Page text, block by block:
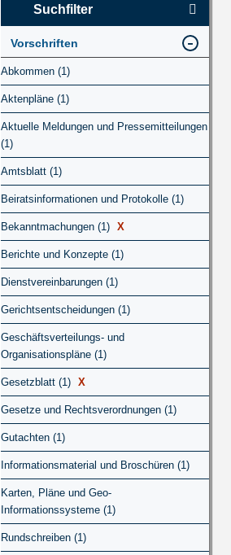
Suchfilter
Vorschriften
Abkommen (1)
Aktenpläne (1)
Aktuelle Meldungen und Pressemitteilungen
(1)
Amtsblatt (1)
Beiratsinformationen und Protokolle (1)
Bekanntmachungen (1) X
Berichte und Konzepte (1)
Dienstvereinbarungen (1)
Gerichtsentscheidungen (1)
Geschäftsverteilungs- und
Organisationspläne (1)
Gesetzblatt (1) X
Gesetze und Rechtsverordnungen (1)
Gutachten (1)
Informationsmaterial und Broschüren (1)
Karten, Pläne und Geo-
Informationssysteme (1)
Rundschreiben (1)